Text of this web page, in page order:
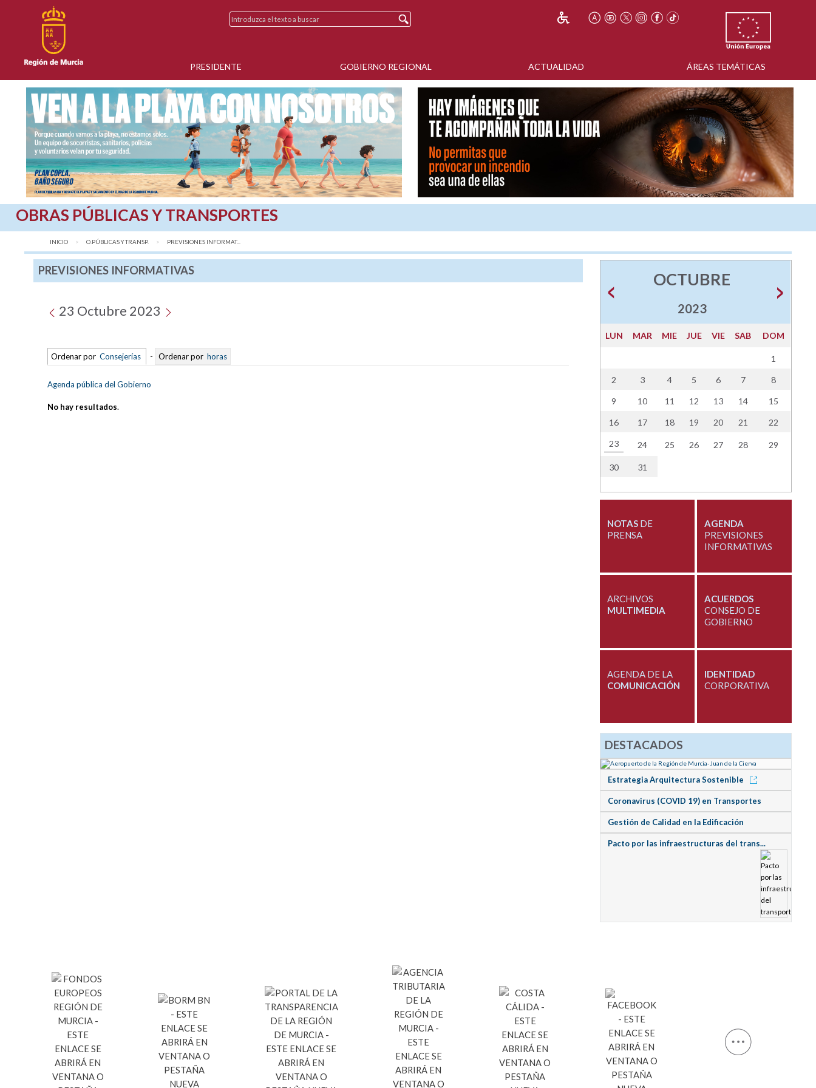
PRESIDENTE GOBIERNO REGIONAL ACTUALIDAD ÁREAS TEMÁTICAS
OBRAS PÚBLICAS Y TRANSPORTES
INICIO O.PÚBLICAS Y TRANSP. AQUÍ:
PREVISIONES INFORMAT...
PREVISIONES INFORMATIVAS
23 Octubre 2023
Ordenar por Consejerías - Ordenar por horas
Agenda pública del Gobierno
No hay resultados.
OCTUBRE
2023
LUN MAR MIE JUE VIE SAB DOM
1
2 3 4 5 6 7 8
9 10 11 12 13 14 15
16 17 18 19 20 21 22
23 24 25 26 27 28 29
30 31
NOTASDE
PRENSA
AGENDA
PREVISIONES
INFORMATIVAS
ARCHIVOS
MULTIMEDIA
ACUERDOS
CONSEJO DE
GOBIERNO
AGENDA DE LA
COMUNICACIÓN
IDENTIDAD
CORPORATIVA
DESTACADOS
Estrategia Arquitectura Sostenible
Coronavirus (COVID 19) en Transportes
Gestión de Calidad en la Edificación
Pacto por las infraestructuras del trans...